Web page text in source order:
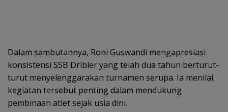
Dalam sambutannya, Roni Guswandi mengapresiasi
konsistensi SSB Dribler yang telah dua tahun berturut-
turut menyelenggarakan turnamen serupa. Ia menilai
kegiatan tersebut penting dalam mendukung
pembinaan atlet sejak usia dini.